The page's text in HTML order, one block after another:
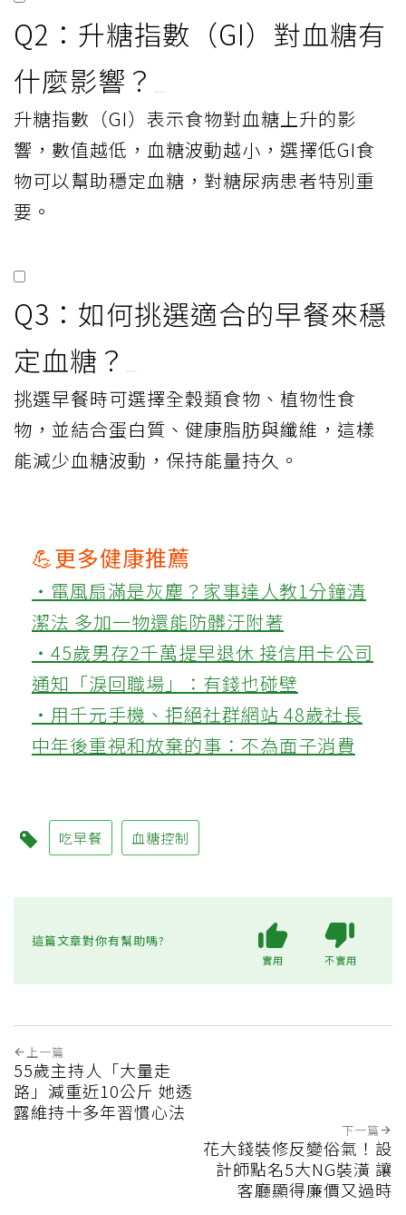
Q2：升糖指數（GI）對血糖有
什麼影響？
升糖指數（GI）表示食物對血糖上升的影
響，數值越低，血糖波動越小，選擇低GI食
物可以幫助穩定血糖，對糖尿病患者特別重
要。
Q3：如何挑選適合的早餐來穩
定血糖？
挑選早餐時可選擇全穀類食物、植物性食
物，並結合蛋白質、健康脂肪與纖維，這樣
能減少血糖波動，保持能量持久。
💪更多健康推薦
‧電風扇滿是灰塵？家事達人教1分鐘清
潔法 多加一物還能防髒汙附著
‧45歲男存2千萬提早退休 接信用卡公司
通知「淚回職場」：有錢也碰壁
‧用千元手機、拒絕社群網站 48歲社長
中年後重視和放棄的事：不為面子消費
吃早餐 血糖控制
這篇文章對你有幫助嗎?
實用 不實用
上一篇
55歲主持人「大量走
路」減重近10公斤 她透
露維持十多年習慣心法
下一篇
花大錢裝修反變俗氣！設
計師點名5大NG裝潢 讓
客廳顯得廉價又過時